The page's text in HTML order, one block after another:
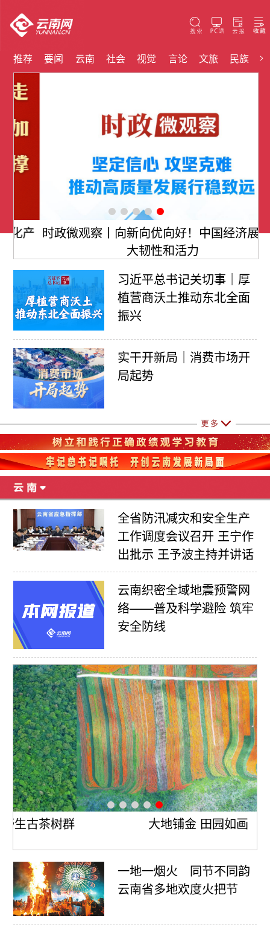
推荐 要闻 云南 社会 视觉 言论 文旅 民族 >
时政微观察丨向新向优向好！中国经济展现强
大韧性和活力
习近平总书记关切事｜厚
植营商沃土推动东北全面
振兴
实干开新局｜消费市场开
局起势
全省防汛减灾和安全生产
工作调度会议召开 王宁作
出批示 王予波主持并讲话
云南织密全域地震预警网
络——普及科学避险 筑牢
安全防线
大地铺金 田园如画
一地一烟火 同节不同韵
云南省多地欢度火把节